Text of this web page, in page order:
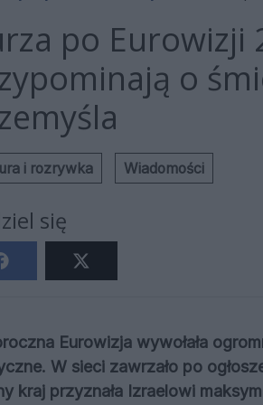
po Eurowizji
o
i rozrywka Wiadomości
się
Eurowizja wywołała
W sieci zawrzało po
kraj przyznała Izraelowi